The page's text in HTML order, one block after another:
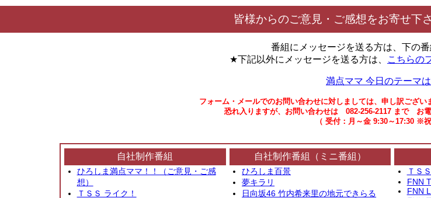
皆様からのご意見・ご感想をお寄せ下
番組にメッセージを送る方は、下の番
★下記以外にメッセージを送る方は、
こちらの
満点ママ 今日のテーマ
フォーム・メールでのお問い合わせに対しましては、申し訳ござい
恐れ入りますが、お問い合わせは 082-256-2117 まで お電
（ 受付：月～金 9:30～17:30 ※祝
自社制作番組
ひろしま満点ママ！！（ご意見・ご感
想）
ＴＳＳ ライク！
自社制作番組（ミニ番組）
ひろしま百景
夢キラリ
日向坂46 竹内希来里の地元できらる
ＴＳ
FNN
FNN